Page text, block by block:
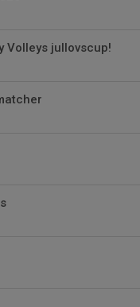
Volleys jullovscup!